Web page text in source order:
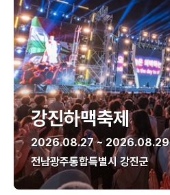
강진하맥축제
2026.08.27 ~ 2026.08.29
전남광주통합특별시 강진군